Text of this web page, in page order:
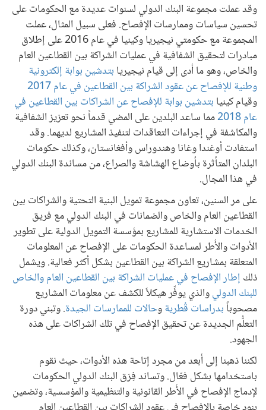
وقد عملت مجموعة البنك الدولي لسنوات عديدة مع الحكومات على
تحسين سياسات وممارسات الإفصاح. فعلى سبيل المثال، عملت
المجموعة مع حكومتي نيجيريا وكينيا في عام 2016 على إطلاق
مبادرات لتحقيق الشفافية في عمليات الشراكة بين القطاعين العام
والخاص، وهو ما أدى إلى قيام نيجيريا بتدشين بوابة إلكترونية
وطنية للإفصاح عن عقود الشراكة بين القطاعين في عام 2017
وقيام كينيا بتدشين بوابة للإفصاح عن الشراكات بين القطاعين في
عام 2018
مما ساعد البلدين على المضي قدماً نحو تعزيز الشفافية
والمكاشفة في إجراءات التعاقدات لتنفيذ المشاريع لديهما. وقد
استفادت أوغندا وغانا وهندوراس وأفغانستان، وكذلك حكومات
البلدان المتأثرة بأوضاع الهشاشة والصراع، من مساندة البنك الدولي
في هذا المجال.
على مر السنين، تعاون مجموعة تمويل البنية التحتية والشراكات بين
القطاعين العام والخاص والضمانات في البنك الدولي مع فريق
الخدمات الاستشارية للمشاريع بمؤسسة التمويل الدولية على تطوير
الأدوات والأُطر لمساعدة الحكومات على الإفصاح عن المعلومات
المتعلقة بمشاريع الشراكة بين القطاعين بشكل أكثر فعالية. ويشمل
ذلك إطار الإفصاح في عمليات الشراكة بين القطاعين العام والخاص
للبنك الدوليوالذي يوفِّر هيكلاً للكشف عن معلومات المشاريع
مصحوباًبدراسات قُطريةوحالات للممارسات الجيدة. وتبني دورة
التعلُّم الجديدة عن تحقيق الإفصاح في تلك الشراكات على هذه
الجهود.
لكننا ذهبنا إلى أبعد من مجرد إتاحة هذه الأدوات، حيث نقوم
باستخدامها بشكل فعّال. وتساند فِرَق البنك الدولي الحكومات
لإدماج الإفصاح في الأُطر القانونية والتنظيمية والمؤسسية، وتضمين